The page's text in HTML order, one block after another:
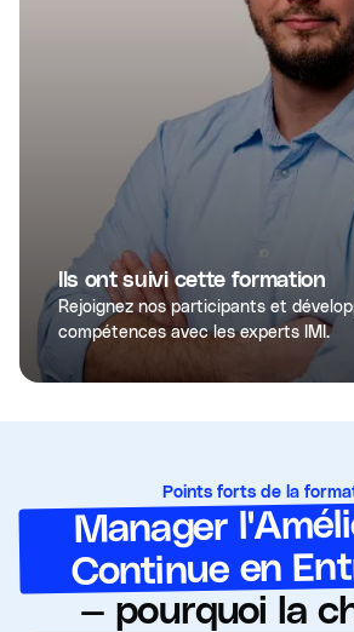
Ils ont suivi cette formation
Rejoignez nos participants et
compétences avec les experts IMI.
Points forts de la
Manager
Continue en
— pourquoi la